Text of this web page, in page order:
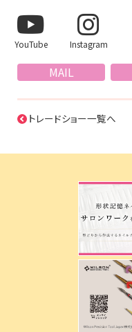
YouTube Instagram
MAIL
トレードショー一覧へ